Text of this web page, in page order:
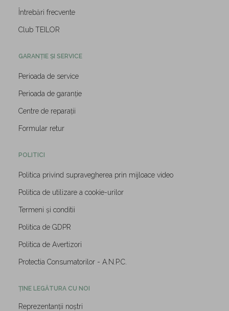
Întrebări frecvente
Club TEILOR
GARANȚIE ȘI SERVICE
Perioada de service
Perioada de garanție
Centre de reparații
Formular retur
POLITICI
Politica privind supravegherea prin mijloace video
Politica de utilizare a cookie-urilor
Termeni și conditii
Politica de GDPR
Politica de Avertizori
Protectia Consumatorilor - A.N.P.C.
ȚINE LEGĂTURA CU NOI
Reprezentanții noștri